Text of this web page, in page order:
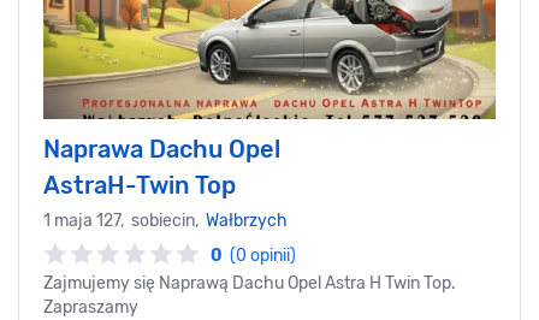
Naprawa Dachu Opel
AstraH-Twin Top
1 maja 127, sobiecin, Wałbrzych
0 (0 opinii)
Zajmujemy się Naprawą Dachu Opel Astra H Twin Top.
Zapraszamy